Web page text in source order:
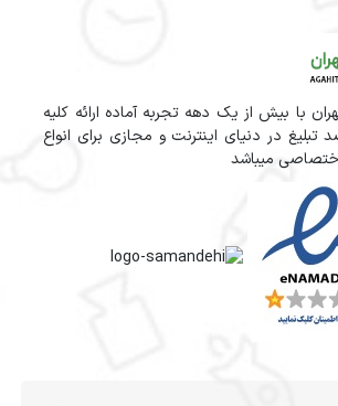
با بیش از یک دهه تجربه آماده ارائه کلیه
در دنیای اینترنت و مجازی برای انواع
میباشد